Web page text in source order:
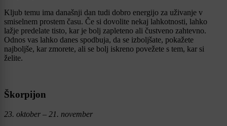
Kljub temu ima današnji dan tudi dobro energijo za uživanje v
smiselnem prostem času. Če si dovolite nekaj lahkotnosti, lahko
lažje predelate tisto, kar je bolj zapleteno ali čustveno zahtevno.
Odnos vas lahko danes spodbuja, da se izboljšate, pokažete
najboljše, kar zmorete, ali se bolj iskreno povežete s tem, kar si
želite.
Škorpijon
23. oktober – 21. november